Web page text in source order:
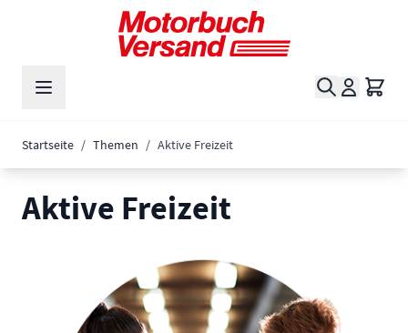
Zum Inhalt springen
Suche
Startseite / Themen / Aktive Freizeit
Aktive Freizeit